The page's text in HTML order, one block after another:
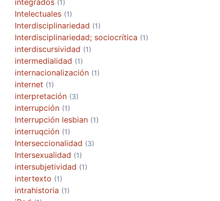
(1)
Intelectuales (1)
Interdisciplinariedad (1)
Interdisciplinariedad; sociocrítica (1)
interdiscursividad (1)
intermedialidad (1)
internacionalización (1)
internet (1)
interpretación (3)
interrupción (1)
Interrupción lesbian (1)
interruqción (1)
Interseccionalidad (3)
Intersexualidad (1)
intersubjetividad (1)
intertexto (1)
intrahistoria (1)